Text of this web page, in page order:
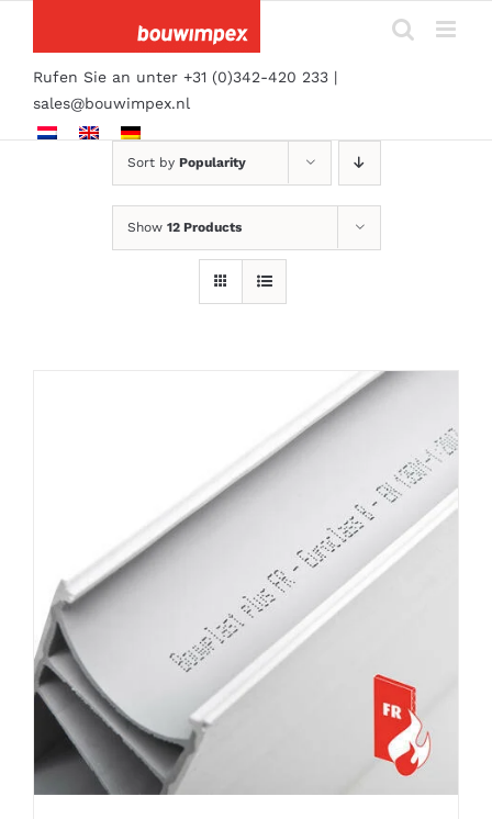
content
Rufen Sie an unter +31 (0)342-420 233 |
sales@bouwimpex.nl
Sort by Popularity
Show 12 Products